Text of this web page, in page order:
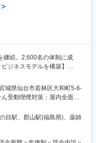
営業を行っていただきま
徐々に既存顧客の引継が行
にシフトしていくイメージ
になっています）。
席していただき、どのよう
だきます。慣れてきたらご
得に向けて企業と接点を取
っていただきます。そのう
継続。2,600名の体制に成
ジネスモデルを構築】
お迎えすることとなりまし
時に必要な衣類やタオル、
ティサポートシステム」を
人材派遣・紹介サービスや
城県仙台市若林区大和町5-6-
所：埼玉県さいたま市南区太
蔵野線・京浜東北線／南浦和
地詳細3＞郡山営業所住所：
目駅、郡山駅(福島県)、薬師